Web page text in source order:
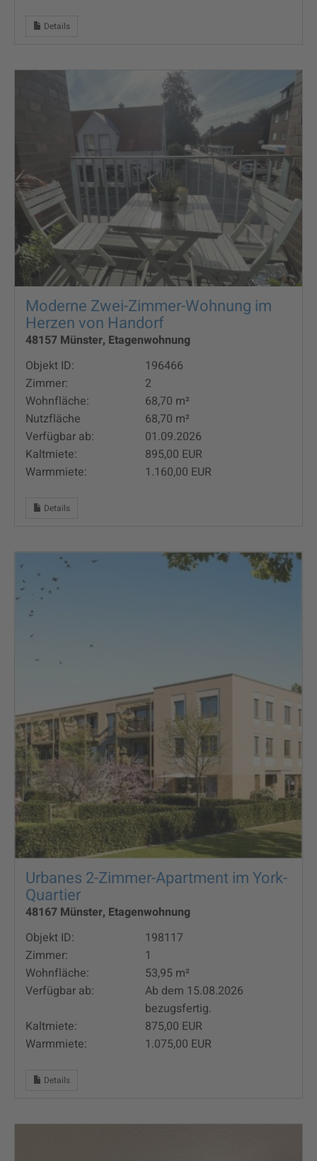
Details
Moderne Zwei-Zimmer-Wohnung im
Herzen von Handorf
48157 Münster, Etagenwohnung
Objekt ID:
196466
Zimmer:
2
Wohnfläche:
68,70 m²
Nutzfläche
68,70 m²
Verfügbar ab:
01.09.2026
Kaltmiete:
895,00 EUR
Warmmiete:
1.160,00 EUR
Details
Urbanes 2-Zimmer-Apartment im York-
Quartier
48167 Münster, Etagenwohnung
Objekt ID:
198117
Zimmer:
1
Wohnfläche:
53,95 m²
Verfügbar ab:
Ab dem 15.08.2026
bezugsfertig.
Kaltmiete:
875,00 EUR
Warmmiete:
1.075,00 EUR
Details